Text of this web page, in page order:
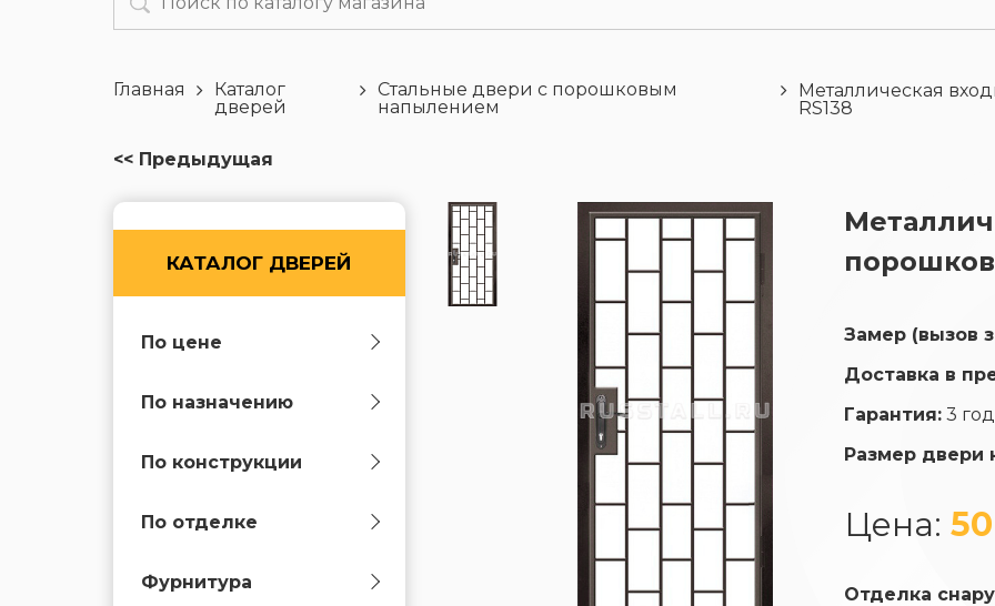
Главная
Каталог
дверей
Стальные двери с порошковым
напылением
Металлическая
RS138
<< Предыдущая
КАТАЛОГ ДВЕРЕЙ
По цене
По назначению
По конструкции
По отделке
Фурнитура
Замер (вызов
Доставка в
Гарантия: 3
Размер двери
Цена:
Отделка